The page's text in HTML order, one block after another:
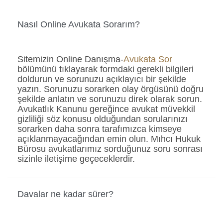
Nasıl Online Avukata Sorarım?
Sitemizin Online Danışma-Avukata Sor
bölümünü tıklayarak formdaki gerekli bilgileri
doldurun ve sorunuzu açıklayıcı bir şekilde
yazın. Sorunuzu sorarken olay örgüsünü doğru
şekilde anlatın ve sorunuzu direk olarak sorun.
Avukatlık Kanunu gereğince avukat müvekkil
gizliliği söz konusu olduğundan sorularınızı
sorarken daha sonra tarafımızca kimseye
açıklanmayacağından emin olun. Mıhcı Hukuk
Bürosu avukatlarımız sorduğunuz soru sonrası
sizinle iletişime geçeceklerdir.
Davalar ne kadar sürer?